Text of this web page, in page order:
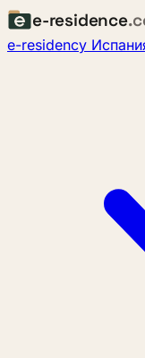
e-residence
e-residency